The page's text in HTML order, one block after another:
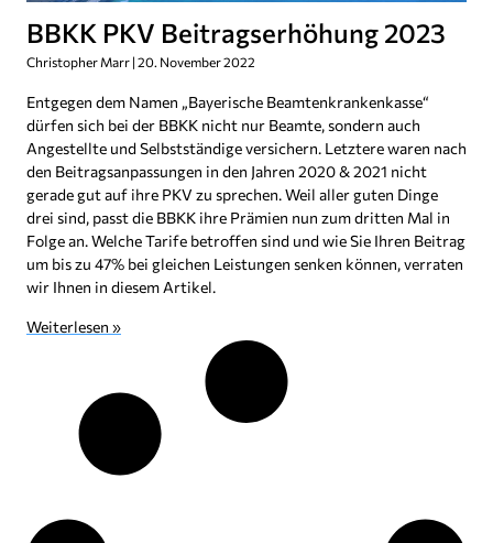
BBKK PKV Beitragserhöhung 2023
Christopher Marr 20. November 2022
Entgegen dem Namen „Bayerische Beamtenkrankenkasse“
dürfen sich bei der BBKK nicht nur Beamte, sondern auch
Angestellte und Selbstständige versichern. Letztere waren nach
den Beitragsanpassungen in den Jahren 2020 & 2021 nicht
gerade gut auf ihre PKV zu sprechen. Weil aller guten Dinge
drei sind, passt die BBKK ihre Prämien nun zum dritten Mal in
Folge an. Welche Tarife betroffen sind und wie Sie Ihren Beitrag
um bis zu 47% bei gleichen Leistungen senken können, verraten
wir Ihnen in diesem Artikel.
Weiterlesen »